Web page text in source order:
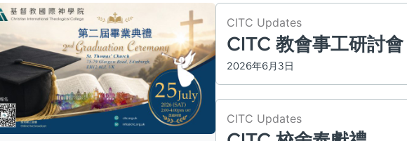
CITC Updates
CITC 教會事工研討會
2026年6月3日
CITC Updates